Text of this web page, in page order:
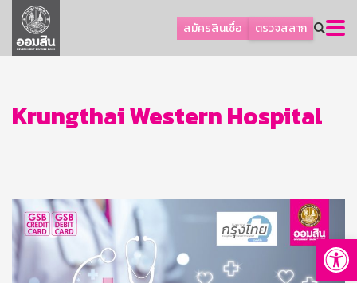
สมัครสินเชื่อ ตรวจสลาก
ลูกค้าธุรกิจ
ลูกค้าผู้ประกอบรายย่อย
ออมเพื่อสุข
เกี่ยวกับธนาคาร
บริการทางการเงิน
อื่นๆ
ติดต่อเรา
Krungthai Western Hospital